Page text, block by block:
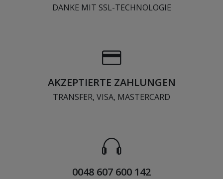
DANKE MIT SSL-TECHNOLOGIE
AKZEPTIERTE ZAHLUNGEN
TRANSFER, VISA, MASTERCARD
0048 607 600 142